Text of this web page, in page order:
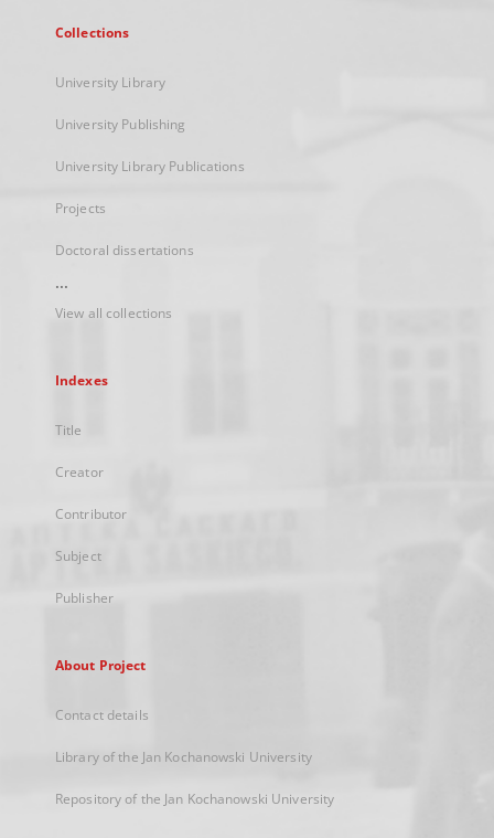
Collections
University Library
University Publishing
University Library Publications
Projects
Doctoral dissertations
...
View all collections
Indexes
Title
Creator
Contributor
Subject
Publisher
About Project
Contact details
Library of the Jan Kochanowski University
Repository of the Jan Kochanowski University